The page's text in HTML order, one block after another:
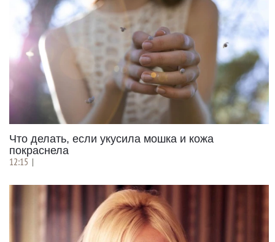
Что делать, если укусила мошка и кожа
покраснела
12:15 |